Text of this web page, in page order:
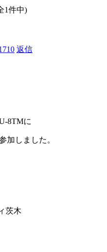
1件中)
返信
8TMに
加しました。
茨木